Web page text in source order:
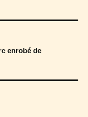
enrobé de